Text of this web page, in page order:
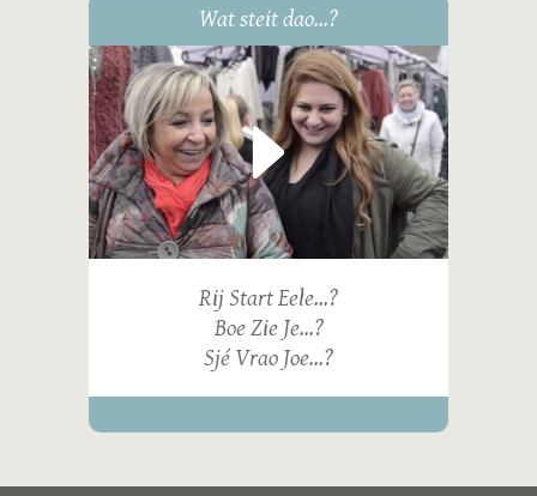
Wat steit dao...?
Rij Start Eele...?
Boe Zie Je...?
Sjé Vrao Joe...?